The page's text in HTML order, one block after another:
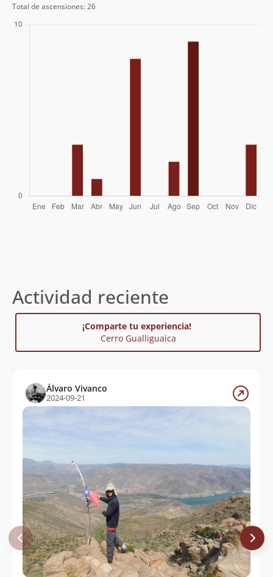
10/09/16
Total de ascensiones: 26
Actividad reciente
¡Comparte tu experiencia!
Cerro Gualliguaica
Álvaro Vivanco
2024-09-21